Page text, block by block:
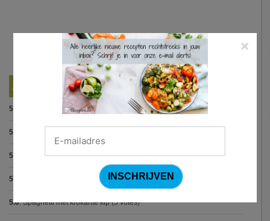
Best Beoordeelde Recepten
5.0 Spaghetti bolognese maison (15 votes)
5.0
5.0 Pasta carbonara met mosselen(5 votes)
5.0
5.0:Spaghetti met krokante kip(5 votes)
×